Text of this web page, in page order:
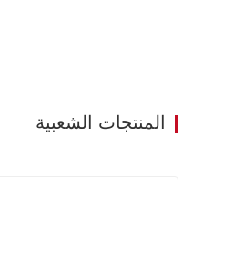
المنتجات الشعبية